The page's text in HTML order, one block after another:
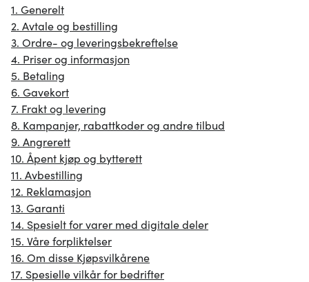
1. Generelt
2. Avtale og bestilling
3. Ordre- og leveringsbekreftelse
4. Priser og informasjon
5. Betaling
6. Gavekort
7. Frakt og levering
8. Kampanjer, rabattkoder og andre tilbud
9. Angrerett
10. Åpent kjøp og bytterett
11. Avbestilling
12. Reklamasjon
13. Garanti
14. Spesielt for varer med digitale deler
15. Våre forpliktelser
16. Om disse Kjøpsvilkårene
17. Spesielle vilkår for bedrifter